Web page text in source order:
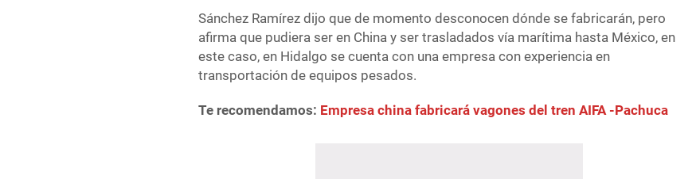
Sánchez Ramírez dijo que de momento desconocen dónde se fabricarán, pero
afirma que pudiera ser en China y ser trasladados vía marítima hasta México, en
este caso, en Hidalgo se cuenta con una empresa con experiencia en
transportación de equipos pesados.
Te recomendamos: Empresa china fabricará vagones del tren AIFA -Pachuca